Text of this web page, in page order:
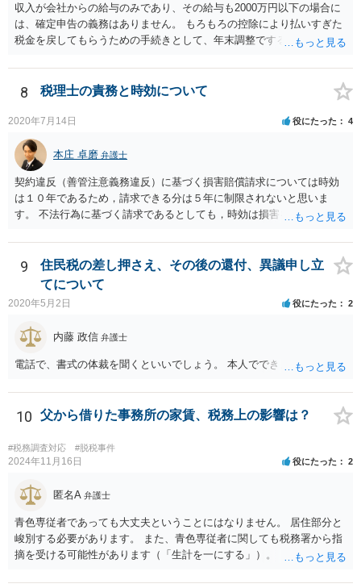
収入が会社からの給与のみであり、その給与も2000万円以下の場合に
は、確定申告の義務はありません。 もろもろの控除により払いすぎた
税金を戻してもらうための手続きとして、年末調整でするのか、確定
する義務がある場合で確定申告をしなかった場合には、税務署の調査
等があり、本来払うべき税金にプラスして加算税の処分を科される場
合もあります。 高額なものでもない限り単なる無申告だけでは直ちに
逮捕されないとは思います。
8 税理士の責務と時効について
2020年7月14日 役にたった 4
本庄 卓磨 弁護士
契約違反（善管注意義務違反）に基づく損害賠償請求については時効
は１０年であるため，請求できる分は５年に制限されないと思いま
す。 不法行為に基づく請求であるとしても，時効は損害を知ってから
とをお勧めいたします。
9
住民税の差し押さえ、その後の還付、異議申し立
てについて
2020年5月2日 役にたった 2
内藤 政信 弁護士
電話で、書式の体裁を聞くといいでしょう。 本人でできますね。
10 父から借りた事務所の家賃、税務上の影響は？
#税務調査対応 #脱税事件
2024年11月16日 役にたった 2
匿名A 弁護士
青色専従者であっても大丈夫ということにはなりません。 居住部分と
峻別する必要があります。 また、青色専従者に関しても税務署から指
摘を受ける可能性があります（「生計を一にする」）。